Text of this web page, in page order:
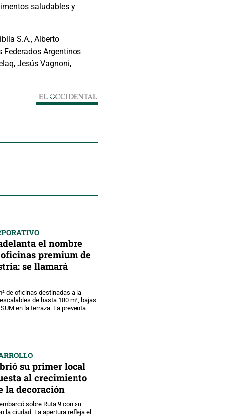
saludables y
S.A., Alberto
Federados Argentinos
Jesús Vagnoni,
el nombre
premium de
se llamará
de oficinas destinadas a la
de hasta 180 m², bajas
en la terraza. La preventa
su primer local
al crecimiento
la decoración
sobre Ruta 9 con su
la ciudad. La apertura refleja el